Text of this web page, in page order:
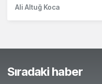
Ali Altuğ Koca
Sıradaki haber